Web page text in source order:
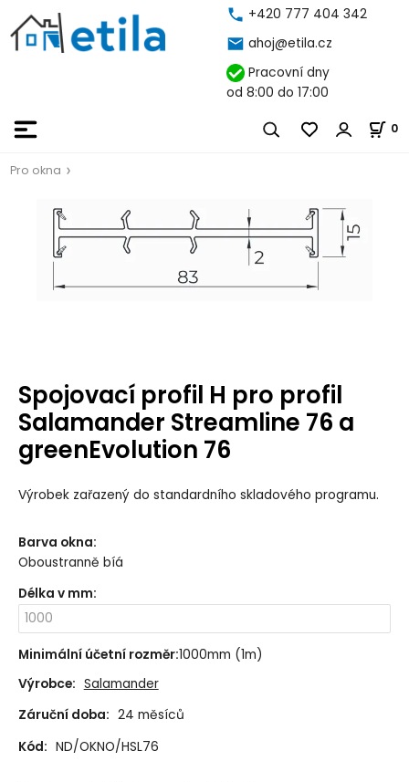
+420 777 404 342
ahoj@etila.cz
Pracovní dny
od 8:00 do 17:00
0
Pro okna
Spojovací profil H pro profil
Salamander Streamline 76 a
greenEvolution 76
Výrobek zařazený do standardního skladového programu.
Barva okna:
Oboustranně bíá
Délka v mm:
Minimální účetní rozměr:1000mm (1m)
Výrobce: Salamander
Záruční doba: 24 měsíců
Kód: ND/OKNO/HSL76